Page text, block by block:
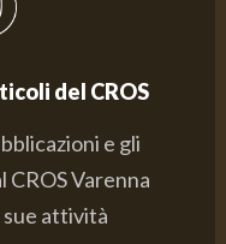
del CROS
e gli
CROS Varenna
sue attività